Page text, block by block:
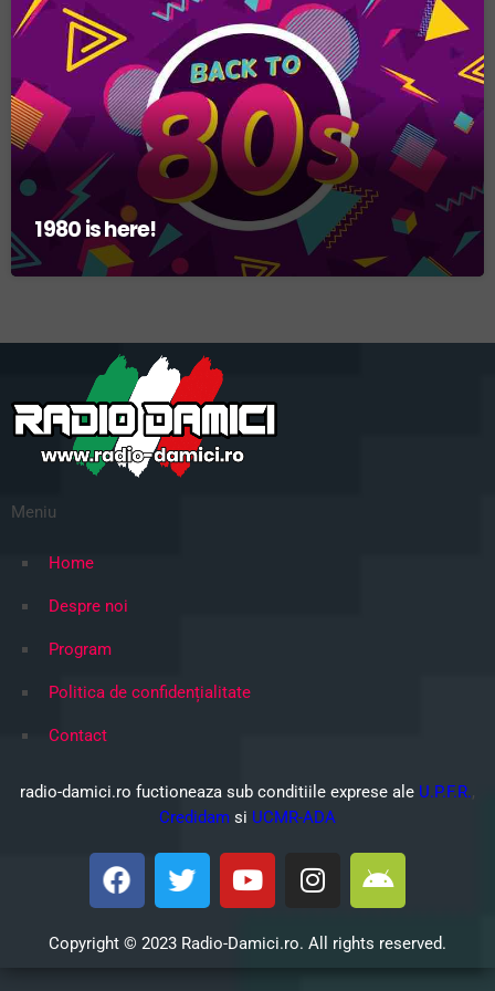
Ascultă muzică Freestyle din anii '80 și călătorește în timp la
Radio Damici
1980 is here!
Meniu
Home
Despre noi
Program
Politica de confidențialitate
Contact
radio-damici.ro fuctioneaza sub conditiile exprese ale U.P.F.R.,
Credidam si UCMR-ADA
Copyright © 2023 Radio-Damici.ro. All rights reserved.